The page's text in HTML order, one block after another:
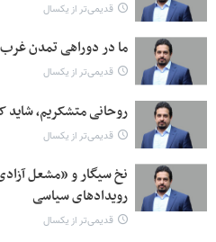
قدیمی‌تر از یکسال
ما در دوراهی تمدن
قدیمی‌تر از یکسال
روحانی متشکریم،
قدیمی‌تر از یکسال
نخ سیگار و «مشعل
رویدادهای سیاسی
قدیمی‌تر از یکسال